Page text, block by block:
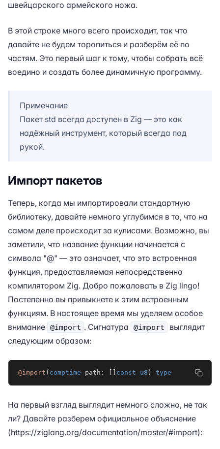
швейцарского армейского ножа.
В этой строке много всего происходит, так что
давайте не будем торопиться и разберём её по
частям. Это первый шаг к тому, чтобы собрать всё
воедино и создать более динамичную программу.
Примечание
Пакет std всегда доступен в Zig — это как
надёжный инструмент, который всегда под
рукой.
Импорт пакетов
Теперь, когда мы импортировали стандартную
библиотеку, давайте немного углубимся в то, что на
самом деле происходит за кулисами. Возможно, вы
заметили, что название функции начинается с
символа "@" — это означает, что это встроенная
функция, предоставляемая непосредственно
компилятором Zig. Добро пожаловать в Zig lingo!
Постепенно вы привыкнете к этим встроенным
функциям. В настоящее время мы уделяем особое
внимание @import . Сигнатура @import
выглядит
следующим образом:
@import ( comptime path : const u8 ) type
На первый взгляд выглядит немного сложно, не так
ли? Давайте разберем официальное объяснение
(https://ziglang.org/documentation/master/#import):